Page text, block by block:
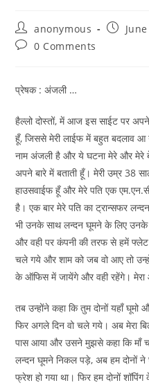
Post
author:
anonymous
Post
Post0 Comments
प्रेषक : अंजली …
हैल्लो दोस्तों, में आज इस साईट पर
हूँ, जिससे मेरी लाईफ में बहुत बदलाव आ
नाम अंजली है और ये घटना मेरे और मेरे
अपने बारे में बताती हूँ। मेरी उम्र 38
हाउसवाईफ हूँ और मेरे पति एक
है। एक बार मेरे पति का ट्रान्सफर
भी उनके साथ लन्दन घूमने के लिए
और वही पर कंपनी की तरफ से हमें फ्लेट
चले गये और शाम को जब वो आए तो
के ऑफिस में जायेंगे और वही रहेंगे। मेरा
तब उन्होंने कहा कि तुम दोनों यहाँ
फिर अगले दिन वो चले गये। अब मेरा
पास आया और उसने मुझसे कहा कि माँ
लन्दन घूमने निकल पड़े, अब हम दोनों ने
फ्रेश हो गया था। फिर हम दोनों